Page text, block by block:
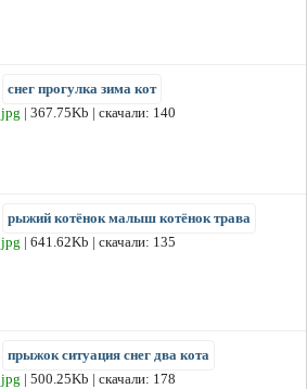
снег прогулка зима кот
jpg | 367.75Kb | скачали: 140
рыжий котёнок малыш котёнок трава
jpg | 641.62Kb | скачали: 135
прыжок ситуация снег два кота
jpg | 500.25Kb | скачали: 178